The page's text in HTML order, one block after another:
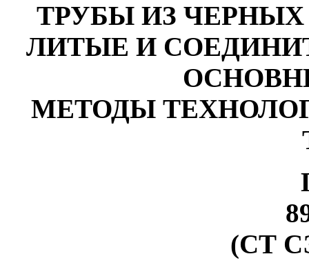
ТРУБЫ ИЗ
ЛИТЫЕ И
МЕТОДЫ
(СТ